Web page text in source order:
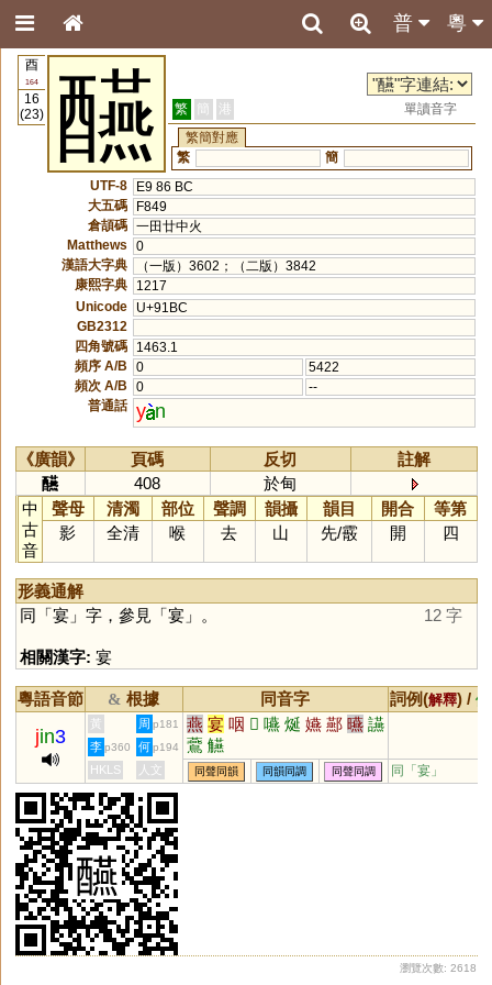
粵
普
酉
164
16
(23)
醼 繁 簡 港
單讀音字
繁簡對應
繁
簡
UTF-8
E9 86 BC
大五碼
F849
倉頡碼 一田廿中火
Matthews
0
漢語大字典
（一版）3602；（二版）3842
康熙字典
1217
Unicode
U+91BC
GB2312
四角號碼
1463.1
頻序 A/B
0
5422
頻次 A/B
0
--
普通話 y n
《廣韻》 頁碼 反切
註解
醼
408
於甸
中
古
音
聲母 清濁 部位 聲調 韻攝 韻目 開合
等第
影
全清 喉 去 山 先/霰 開 四
形義通解
同「 宴」字，參見「 宴」。 12 字
相關漢字: 宴
粵語音節 & 根據 同音字 詞例(解釋) /
jin3
黃 周 p181 燕 宴 咽 𣶚 嚥 烻 嬿 酀 曣 讌
鷰 觾
李 p360 何 p194
HKLS 人文 同聲同韻 同韻同調 同聲同調 同「宴 」
瀏覽次數: 2618